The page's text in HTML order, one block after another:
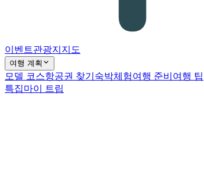
이벤트관광지 지도
여행 계획
모델 코스항공권 찾기 숙박체험여행 준비 여행 팁
특집마이 트립